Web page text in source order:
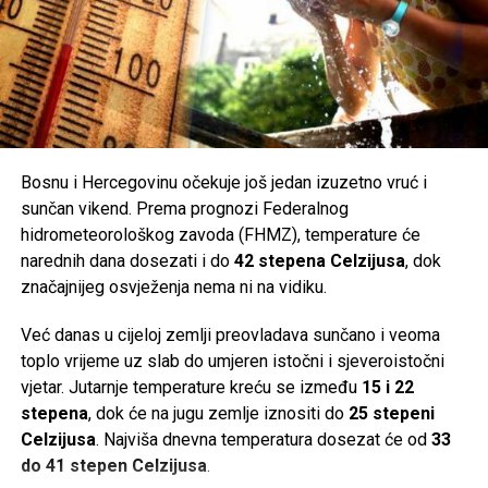
Bosnu i Hercegovinu očekuje još jedan izuzetno vruć i
sunčan vikend. Prema prognozi Federalnog
hidrometeorološkog zavoda (FHMZ), temperature će
narednih dana dosezati i do 42 stepena Celzijusa, dok
značajnijeg osvježenja nema ni na vidiku.
Već danas u cijeloj zemlji preovladava sunčano i veoma
toplo vrijeme uz slab do umjeren istočni i sjeveroistočni
vjetar. Jutarnje temperature kreću se između 15 i 22
stepena, dok će na jugu zemlje iznositi do 25 stepeni
Celzijusa. Najviša dnevna temperatura dosezat će od 33
do 41 stepen Celzijusa.